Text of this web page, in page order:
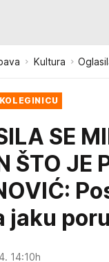
Kultura
SE
ŠTO JE
jaku
14:10h